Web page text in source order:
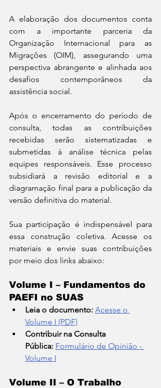
A elaboração dos documentos conta
com a importante parceria da
Organização Internacional para as
Migrações (OIM), assegurando uma
perspectiva abrangente e alinhada aos
desafios contemporâneos da
assistência social.
Após o encerramento do período de
consulta, todas as contribuições
recebidas serão sistematizadas e
submetidas à análise técnica pelas
equipes responsáveis. Esse processo
subsidiará a revisão editorial e a
diagramação final para a publicação da
versão definitiva do material.
Sua participação é indispensável para
essa construção coletiva. Acesse os
materiais e envie suas contribuições
por meio dos links abaixo:
Volume I – Fundamentos do
PAEFI no SUAS
Leia o documento: Acesse o
Volume I (PDF)
Contribuir na Consulta
Pública: Formulário de Opinião -
Volume I
Volume II – O Trabalho